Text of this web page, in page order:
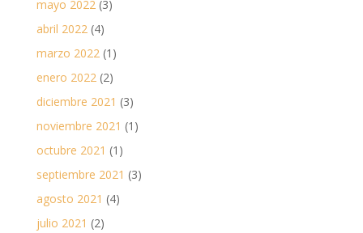
mayo 2022(3)
abril 2022(4)
marzo 2022(1)
enero 2022(2)
diciembre 2021 (3)
noviembre 2021 (1)
octubre 2021 (1)
septiembre 2021 (3)
agosto 2021 (4)
julio 2021 (2)